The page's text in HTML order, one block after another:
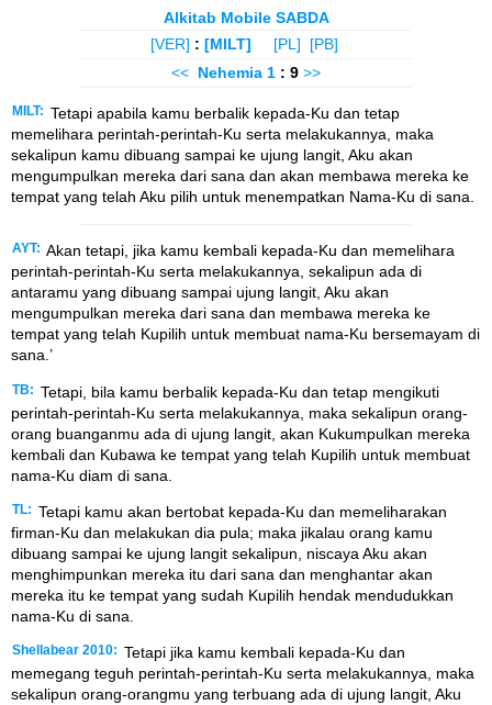
Alkitab Mobile SABDA
[VER] : [MILT] [PL]
[PB]
<< Nehemia 1 : 9 >>
MILT: Tetapi apabila kamu berbalik kepada-Ku dan tetap
memelihara perintah-perintah-Ku serta melakukannya, maka
sekalipun kamu dibuang sampai ke ujung langit, Aku akan
mengumpulkan mereka dari sana dan akan membawa mereka ke
tempat yang telah Aku pilih untuk menempatkan Nama-Ku di sana.
AYT: Akan tetapi, jika kamu kembali kepada-Ku dan memelihara
perintah-perintah-Ku serta melakukannya, sekalipun ada di
antaramu yang dibuang sampai ujung langit, Aku akan
mengumpulkan mereka dari sana dan membawa mereka ke
tempat yang telah Kupilih untuk membuat nama-Ku bersemayam di
sana.’
TB: Tetapi, bila kamu berbalik kepada-Ku dan tetap mengikuti
perintah-perintah-Ku serta melakukannya, maka sekalipun orang-
orang buanganmu ada di ujung langit, akan Kukumpulkan mereka
kembali dan Kubawa ke tempat yang telah Kupilih untuk membuat
nama-Ku diam di sana.
TL: Tetapi kamu akan bertobat kepada-Ku dan memeliharakan
firman-Ku dan melakukan dia pula; maka jikalau orang kamu
dibuang sampai ke ujung langit sekalipun, niscaya Aku akan
menghimpunkan mereka itu dari sana dan menghantar akan
mereka itu ke tempat yang sudah Kupilih hendak mendudukkan
nama-Ku di sana.
Shellabear 2010: Tetapi jika kamu kembali kepada-Ku dan
memegang teguh perintah-perintah-Ku serta melakukannya, maka
sekalipun orang-orangmu yang terbuang ada di ujung langit, Aku